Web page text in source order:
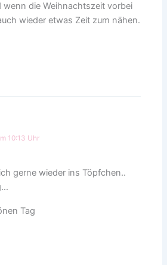
die Weihnachtszeit vorbei
wieder etwas Zeit zum nähen.
10:13 Uhr
gerne wieder ins Töpfchen..
Tag